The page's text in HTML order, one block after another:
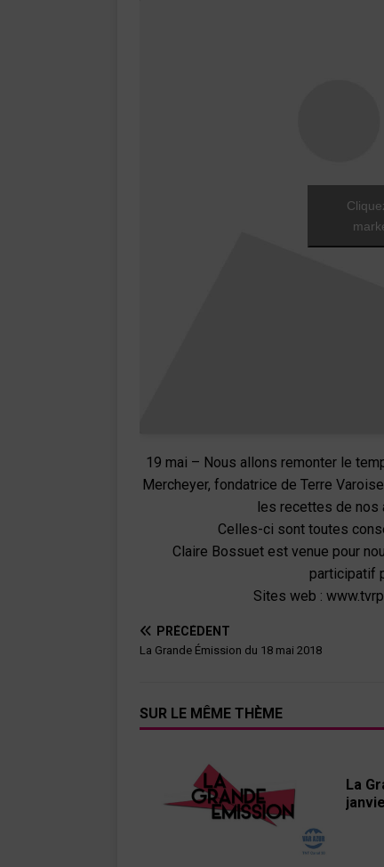
19 mai – Nous allons remonter le
Mercheyer, fondatrice de Terre
les recettes de nos
Celles-ci sont toutes
Claire Bossuet est venue pour
participatif
Sites web :
PRÉCÉDENT
La Grande Émission du 18 mai 2018
SUR LE MÊME THÈME
La